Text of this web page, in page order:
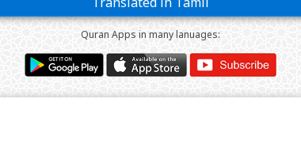
Quran Apps in many lanuages: